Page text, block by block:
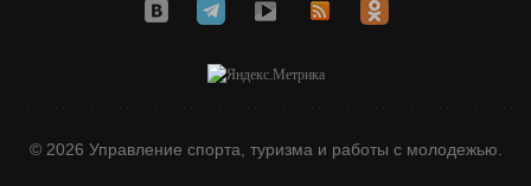
© 2026 Управление спорта, туризма и работы с молодежью.